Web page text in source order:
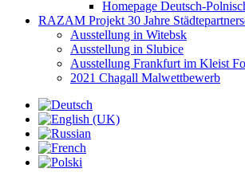
Homepage Deutsch-
RAZAM Projekt 30 Jahre
Ausstellung in Witebsk
Ausstellung in Slubice
Ausstellung Frankfurt im Kleist
2021 Chagall Malwettbewerb